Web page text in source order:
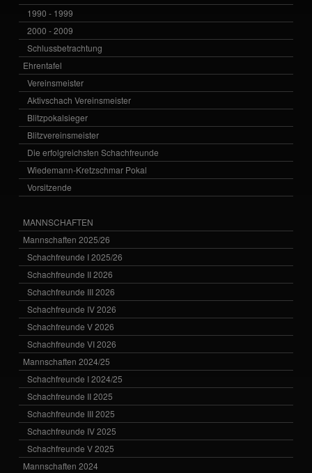
1990 - 1999
2000 - 2009
Schlussbetrachtung
Ehrentafel
Vereinsmeister
Aktivschach Vereinsmeister
Blitzpokalsieger
Blitzvereinsmeister
Die erfolgreichsten Schachfreunde
Wiedemann-Kretzschmar Pokal
Vorsitzende
MANNSCHAFTEN
Mannschaften 2025/26
Schachfreunde I 2025/26
Schachfreunde II 2026
Schachfreunde III 2026
Schachfreunde IV 2026
Schachfreunde V 2026
Schachfreunde VI 2026
Mannschaften 2024/25
Schachfreunde I 2024/25
Schachfreunde II 2025
Schachfreunde III 2025
Schachfreunde IV 2025
Schachfreunde V 2025
Mannschaften 2024